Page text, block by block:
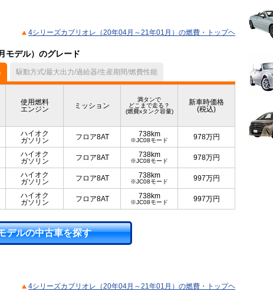
4シリーズカブリオレ（20年04月～21年01月）の燃費・トップヘ
モデル）のグレード
駆動方式/最大出力/過給器/生産期間/燃費性能
使用燃料
エンジン
ミッション
満タンで
どこまで走る？
(燃費xタンク容量)
新車時価格
(税込)
ハイオク
ガソリン
フロア8AT 738km
※JC08モード 978万円
ハイオク
ガソリン
フロア8AT 738km
※JC08モード 978万円
ハイオク
ガソリン
フロア8AT 738km
※JC08モード 997万円
ハイオク
ガソリン
フロア8AT 738km
※JC08モード 997万円
デルの中古車を探す
4シリーズカブリオレ（20年04月～21年01月）の燃費・トップヘ